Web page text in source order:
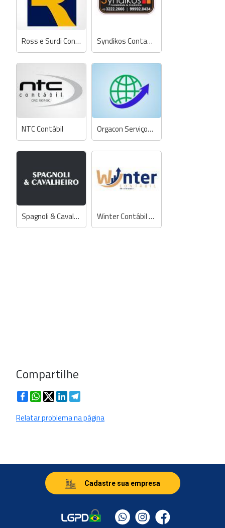
Ross e Surdi Contabilidade Syndikos Contabilidade de Condomínio
NTC Contábil Orgacon Serviços Contábeis
Spagnoli & Cavalheiro Contabilidade Winter Contábil e Assessoria
Compartilhe
FacebookWhatsApp
TwitterLinkedIn
Relatar problema na página
Cadastre sua empresa